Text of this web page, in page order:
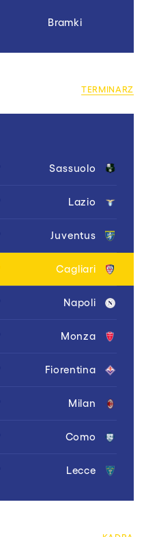
Bramki
TERMINARZ
Sassuolo
Lazio
Juventus
Cagliari
Napoli
Monza
Fiorentina
Milan
Como
Lecce